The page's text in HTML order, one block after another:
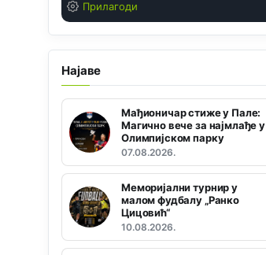
Прилагоди
Најаве
Мађионичар стиже у Пале:
Магично вече за најмлађе у
Олимпијском парку
07.08.2026.
Меморијални турнир у
малом фудбалу „Ранко
Цицовић“
10.08.2026.